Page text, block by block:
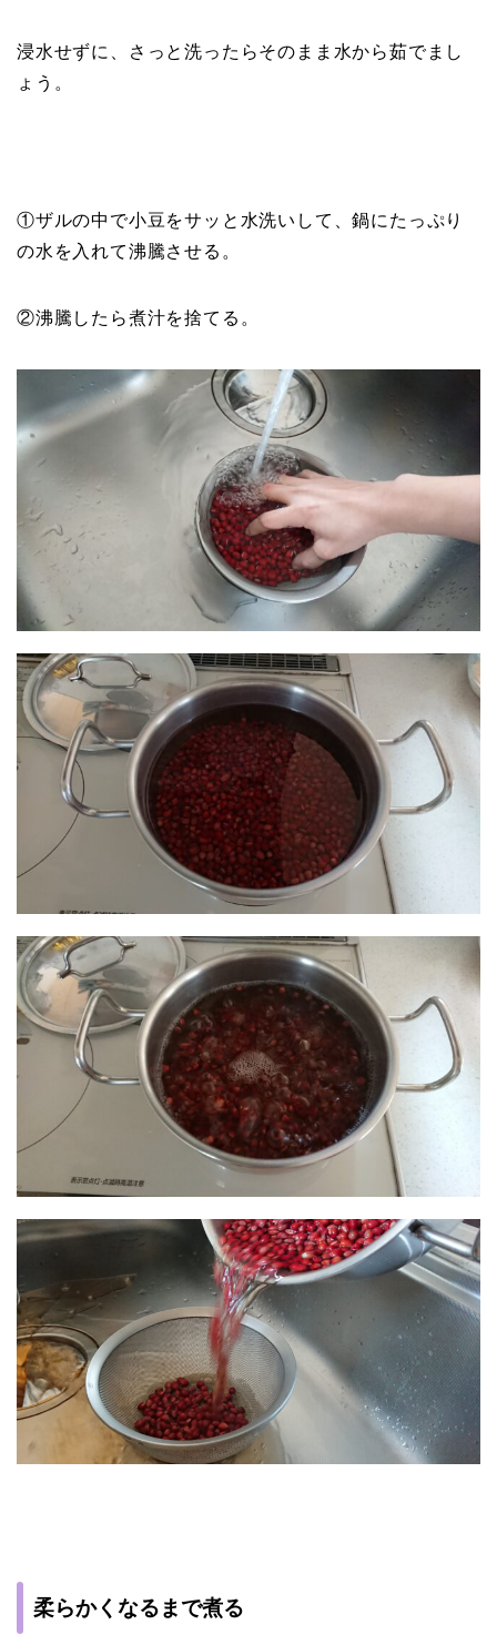
浸水せずに、さっと洗ったらそのまま水から茹でまし
ょう。
①ザルの中で小豆をサッと水洗いして、鍋にたっぷり
の水を入れて沸騰させる。
②沸騰したら煮汁を捨てる。
柔らかくなるまで煮る